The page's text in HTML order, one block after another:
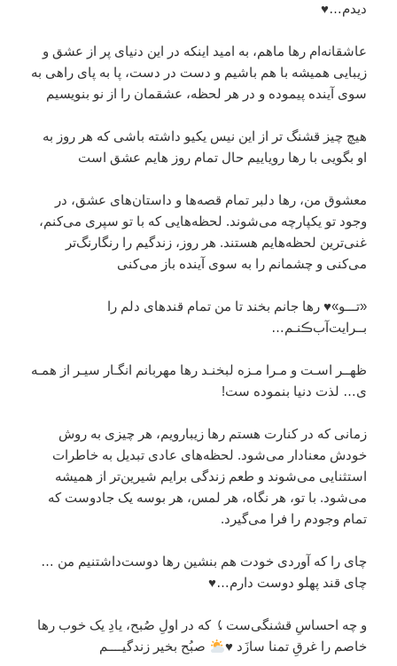
دیدم…♥️
عاشقانه‌ام رها ماهم، به امید اینکه در این دنیای پر از عشق و
زیبایی همیشه با هم باشیم و دست در دست، پا به پای راهی به
سوی آینده پیموده و در هر لحظه، عشقمان را از نو بنویسیم
هیچ چیز قشنگ تر از این نیس یکیو داشته باشی که هر روز به
او بگویی با رها رویاییم حال تمام روز هایم عشق است
معشوق من، رها دلبر تمام قصه‌ها و داستان‌های عشق، در
وجود تو یکپارچه می‌شوند. لحظه‌هایی که با تو سپری می‌کنم،
غنی‌ترین لحظه‌هایم هستند. هر روز، زندگیم را رنگارنگ‌تر
می‌کنی و چشمانم را به سوی آینده باز می‌کنی
«تـــو»♥️ رها جانم بخند تا من تمام قندهای دلم را
بــرایت‌آب‌ڪنـم…
ظهــر اسـت و مـرا مـزه لبخنـد رها مهربانم انگـار سیـر از همـه
ی… لذت دنیا بنموده ست!
زمانی که در کنارت هستم رها زیبارویم، هر چیزی به روش
خودش معنادار می‌شود. لحظه‌های عادی تبدیل به خاطرات
استثنایی می‌شوند و طعم زندگی برایم شیرین‌تر از همیشه
می‌شود. با تو، هر نگاه، هر لمس، هر بوسه یک جادوست که
تمام وجودم را فرا می‌گیرد.
چای را که آوردی خودت هم بنشین رها دوست‌داشتنیم من …
چای قند پهلو دوست دارم…♥️
و چه احساسِ قشنگی‌ست⤹ كه در اولِ صُبح، یادِ یک خوب رها
خاصم را غرقِ تمنا سازَد ♥️ صبُح بخیر زندگیــــم